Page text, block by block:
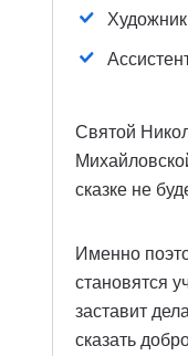
Святой
сказке не
Именно
становятся
заставит
сказать